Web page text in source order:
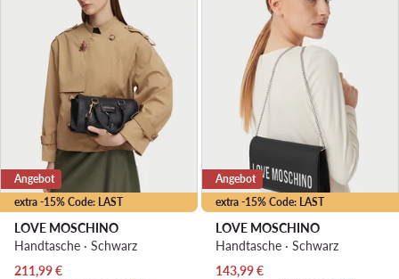
extra -15% Code: LAST
Angebot
LOVE MOSCHINO
Handtasche · Schwarz
Aktueller Preis
211,99€
extra -15% Code: LAST
Angebot
LOVE MOSCHINO
Handtasche · Schwarz
Aktueller Preis
143,99€